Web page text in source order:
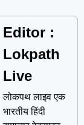
Editor :
Lokpath
Live
लोकपथ लाइव एक
भारतीय हिंदी